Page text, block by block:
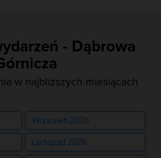
- Dąbrowa
w najbliższych miesiącach
Wrzesień 2026
Listopad 2026